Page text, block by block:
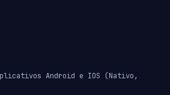
Android e IOS (Nativo,